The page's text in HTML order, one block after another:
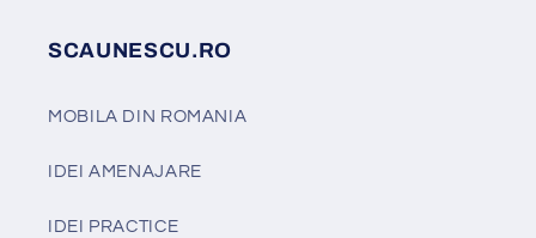
SCAUNESCU.RO
MOBILA DIN ROMANIA
IDEI AMENAJARE
IDEI PRACTICE